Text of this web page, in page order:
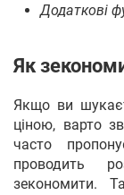
Додаткові
Як
Якщо ви
ціною, варто
часто
проводить
зекономити.